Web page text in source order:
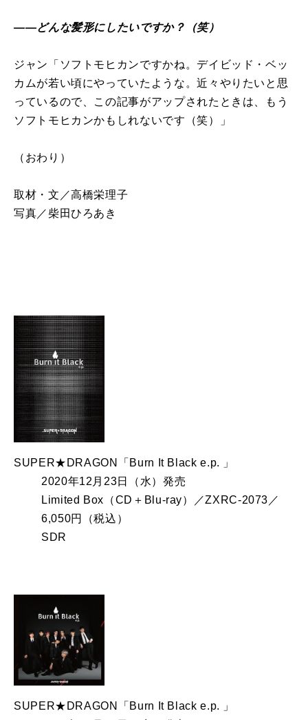
――どんな髪形にしたいですか？（笑）
ジャン「ソフトモヒカンですかね。デイビッド・ベッ
カムが若い頃にやっていたような。近々やりたいと思
っているので、この記事がアップされたときは、もう
ソフトモヒカンかもしれないです（笑）」
（おわり）
取材・文／高橋栄理子
写真／柴田ひろあき
SUPER★DRAGON「Burn It Black e.p. 」
2020年12月23日（水）発売
Limited Box（CD＋Blu-ray）／ZXRC-2073／
6,050円（税込）
SDR
SUPER★DRAGON「Burn It Black e.p. 」